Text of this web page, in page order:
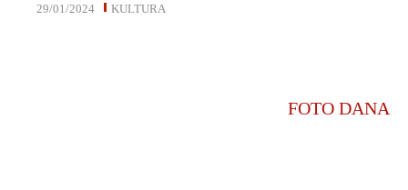
KULTURA
29/01/2024
FOTO DANA